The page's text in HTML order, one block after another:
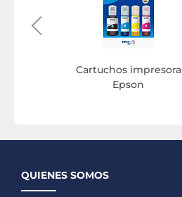
Cartuchos impresora
Epson
QUIENES SOMOS